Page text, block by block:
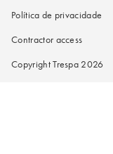
Política de privacidade
Contractor access
Copyright Trespa 2026